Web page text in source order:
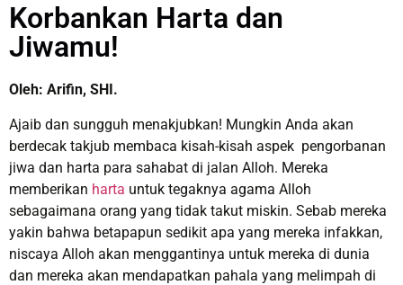
Korbankan Harta dan
Jiwamu!
Oleh: Arifin, SHI.
Ajaib dan sungguh menakjubkan! Mungkin Anda akan
berdecak takjub membaca kisah-kisah aspek pengorbanan
jiwa dan harta para sahabat di jalan Alloh. Mereka
memberikan harta untuk tegaknya agama Alloh
sebagaimana orang yang tidak takut miskin. Sebab mereka
yakin bahwa betapapun sedikit apa yang mereka infakkan,
niscaya Alloh akan menggantinya untuk mereka di dunia
dan mereka akan mendapatkan pahala yang melimpah di